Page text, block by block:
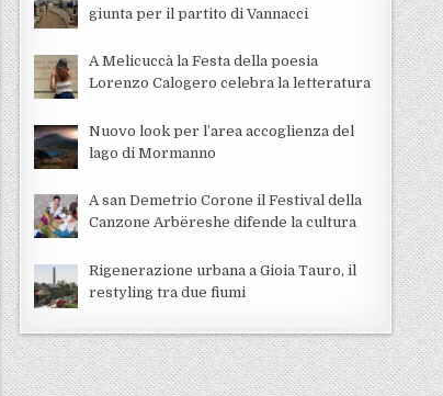
giunta per il partito di Vannacci
A Melicuccà la Festa della poesia
Lorenzo Calogero celebra la letteratura
Nuovo look per l’area accoglienza del
lago di Mormanno
A san Demetrio Corone il Festival della
Canzone Arbëreshe difende la cultura
Rigenerazione urbana a Gioia Tauro, il
restyling tra due fiumi